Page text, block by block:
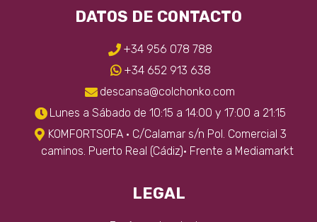
DATOS DE CONTACTO
+34 956 078 788
+34 652 913 638
descansa@colchonko.com
Lunes a Sábado de 10:15 a 14:00 y 17:00 a 21:15
KOMFORTSOFA · C/Calamar s/n Pol. Comercial 3
caminos. Puerto Real (Cádiz)· Frente a Mediamarkt
LEGAL